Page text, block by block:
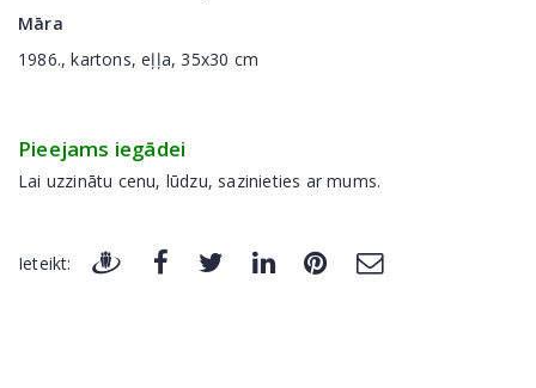
Māra
1986., kartons, eļļa, 35x30 cm
Pieejams iegādei
Lai uzzinātu cenu, lūdzu, sazinieties ar mums.
Ieteikt: